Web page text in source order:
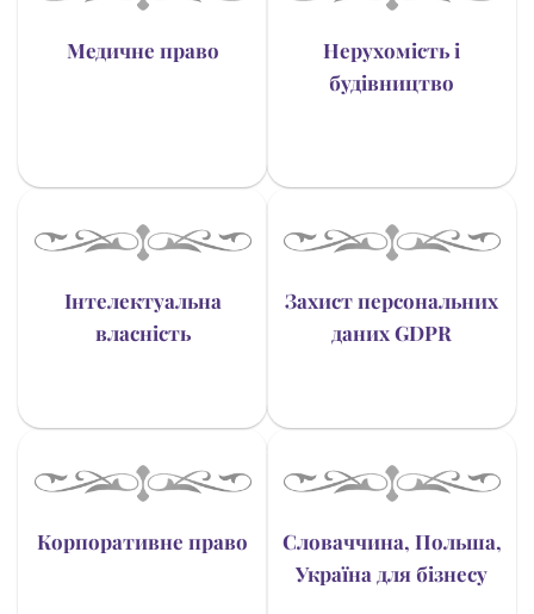
Медичне право
Нерухомість і
будівництво
Інтелектуальна
власність
Захист персональних
даних GDPR
Корпоративне право
Словаччина, Польша,
Україна для бізнесу